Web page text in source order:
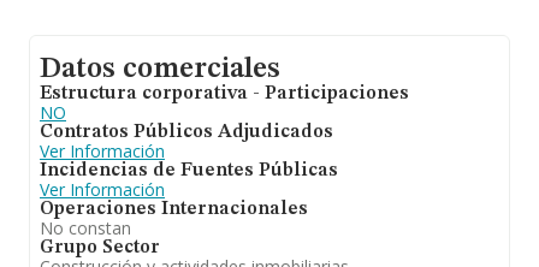
Datos comerciales
Estructura corporativa - Participaciones
NO
Contratos Públicos Adjudicados
Ver Información
Incidencias de Fuentes Públicas
Ver Información
Operaciones Internacionales
No constan
Grupo Sector